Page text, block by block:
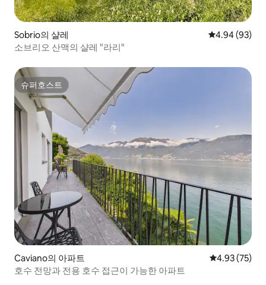
Sobrio의 샬레 평점 4.94점(5
4.94 (93)
소브리오 산맥의 샬레 "라리"
슈퍼호스트
슈퍼호스트
Caviano의 아파트 평점 4.93점(5
4.93 (75)
호수 전망과 전용 호수 접근이 가능한 아파트